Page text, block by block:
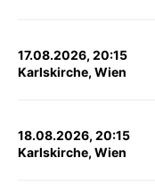
17.08.2026, 20:15
Karlskirche, Wien
18.08.2026, 20:15
Karlskirche, Wien